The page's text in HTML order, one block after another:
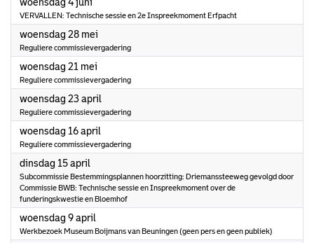
VERVALLEN: Technische sessie en 2e Inspreekmoment Erfpacht
woensdag 28 mei
Reguliere commissievergadering
woensdag 21 mei
Reguliere commissievergadering
woensdag 23 april
Reguliere commissievergadering
woensdag 16 april
Reguliere commissievergadering
dinsdag 15 april
Subcommissie Bestemmingsplannen hoorzitting: Driemanssteeweg gevolgd door
Commissie BWB: Technische sessie en Inspreekmoment over de
funderingskwestie en Bloemhof
woensdag 9 april
Werkbezoek Museum Boijmans van Beuningen (geen pers en geen publiek)